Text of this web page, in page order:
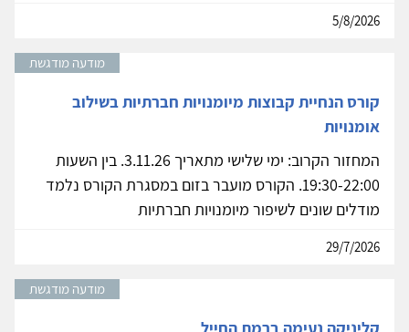
5/8/2026
מודעה מודגשת
קורס הנחיית קבוצות מיומנויות חברתיות בשילוב
אומנויות
המחזור הקרוב: ימי שלישי מתאריך 3.11.26. בין השעות
19:30-22:00. הקורס מועבר בזום במסגרת הקורס נלמד
מודלים שונים לשיפור מיומנויות חברתיות
29/7/2026
מודעה מודגשת